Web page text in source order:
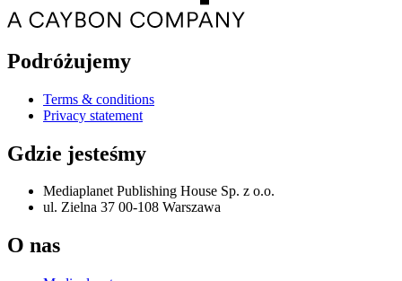
Podróżujemy
Terms & conditions
Privacy statement
Gdzie jesteśmy
Mediaplanet Publishing House Sp. z o.o.
ul. Zielna 37 00-108 Warszawa
O nas